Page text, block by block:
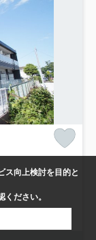
ス向上検討を目的と
ください。